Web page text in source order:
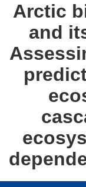
Arctic
and